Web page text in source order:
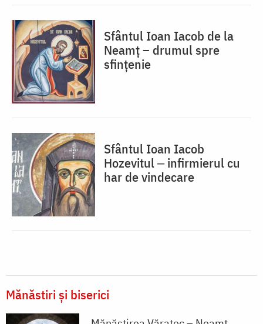
Sfântul Ioan Iacob de la
Neamț – drumul spre
sfințenie
Sfântul Ioan Iacob
Hozevitul ‒ infirmierul cu
har de vindecare
Mănăstiri și biserici